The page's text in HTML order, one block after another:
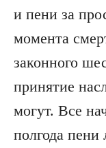
и пени за
момента
законного
принятие
могут. Все
полгода пени